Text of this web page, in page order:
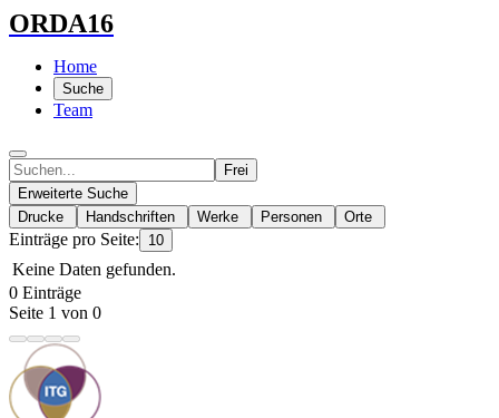
ORDA16
Home
Suche
Team
Frei
Erweiterte Suche
Drucke
Handschriften Werke Personen Orte
Einträge pro Seite: 10
Keine Daten gefunden.
0 Einträge
Seite 1 von 0